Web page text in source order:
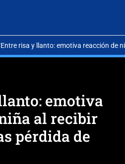
Entre risa y llanto: emotiva reacción de
emotiva
al recibir
pérdida de